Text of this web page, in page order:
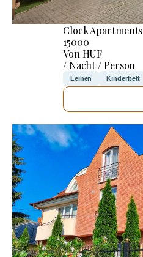
Clock Apartments
15000
Von HUF
/ Nacht / Person
Leinen Kinderbett